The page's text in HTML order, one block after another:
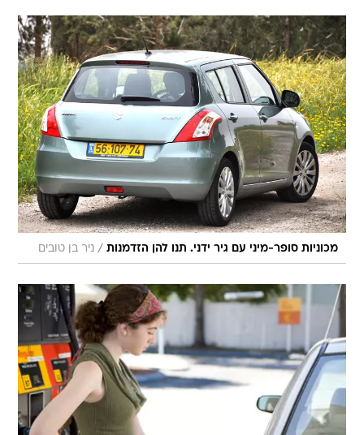
מכוניות סופר-מיני עם גיר ידני. תנו להן הזדמנות / ניר בן טובים